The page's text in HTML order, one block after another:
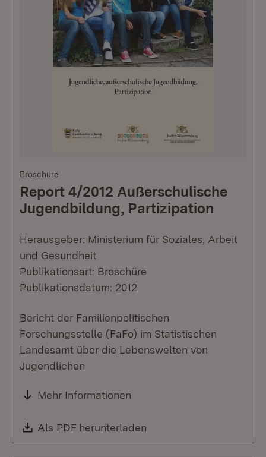
Broschüre
Report 4/2012 Außerschulische
Jugendbildung, Partizipation
Herausgeber: Ministerium für Soziales, Arbeit
und Gesundheit
Publikationsart: Broschüre
Publikationsdatum: 2012
Bericht der Familienpolitischen
Forschungsstelle (FaFo) im Statistischen
Landesamt über die Lebenswelten von
Jugendlichen
Mehr Informationen
Download:
Als PDF herunterladen